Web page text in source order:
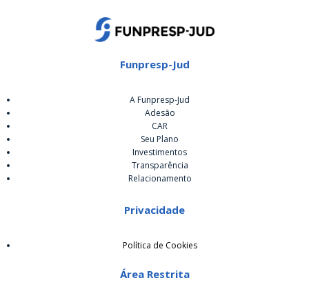
Funpresp-Jud
A Funpresp-Jud
Adesão
CAR
Seu Plano
Investimentos
Transparência
Relacionamento
Privacidade
Política de Cookies
Área Restrita